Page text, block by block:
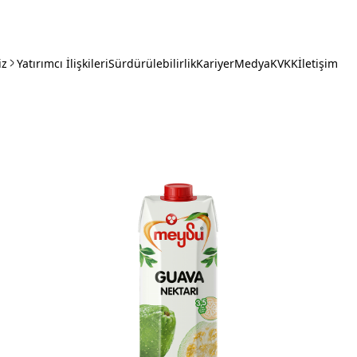
Yatırımcı İlişkileriSürdürülebilirlikKariyerMedyaKVKKİletişim